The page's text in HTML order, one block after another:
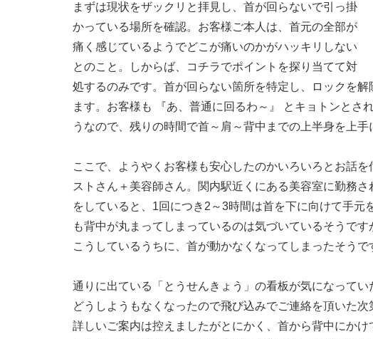
まずは現状をザックリと拝見し、首が回らないで引っ掛
かっている場所を確認。お客様ご本人は、首元の全部が
痛く感じているようでどこが痛いのかがハッキリしない
とのこと。しからば、コチラでポイントを探り当てて対
処するのみです。首が回らない箇所を特定し、ロックを
ます。お客様も 『あ、普通に回るわ～』 とキョトンとさ
うなので、残りの時間で首～肩～背中までの上半身を上手
ここで、ようやくお客様も安心したのかいろいろとお話
ストさん＋美容師さん。関内駅近くにある美容室に勤務
をしていると、1回につき2～3時間は首を下に向けて手
も背中が丸まってしまっているのは気づいているそうで
こうしているうちに、首が動かなくなってしまったそうで
通りに出ている「とうせんきょう」の看板が気になって
どうしようもなくなったので飛び込みでご連絡を頂いた
詳しいご案内は控えましたがとにかく、首から背中にか